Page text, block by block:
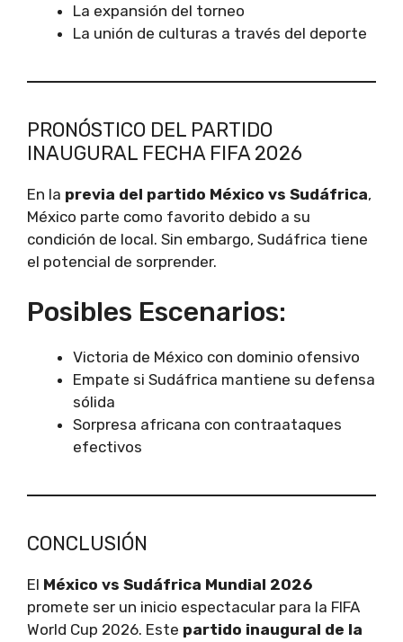
La expansión del torneo
La unión de culturas a través del deporte
PRONÓSTICO DEL PARTIDO
INAUGURAL FECHA FIFA 2026
En la previa del partido México vs Sudáfrica,
México parte como favorito debido a su
condición de local. Sin embargo, Sudáfrica tiene
el potencial de sorprender.
Posibles Escenarios:
Victoria de México con dominio ofensivo
Empate si Sudáfrica mantiene su defensa
sólida
Sorpresa africana con contraataques
efectivos
CONCLUSIÓN
El México vs Sudáfrica Mundial 2026
promete ser un inicio espectacular para la FIFA
World Cup 2026. Este partido inaugural de la